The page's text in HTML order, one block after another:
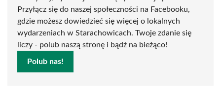
Przyłącz się do naszej społeczności na Facebooku,
gdzie możesz dowiedzieć się więcej o lokalnych
wydarzeniach w Starachowicach. Twoje zdanie się
liczy - polub naszą stronę i bądź na bieżąco!
Polub nas!